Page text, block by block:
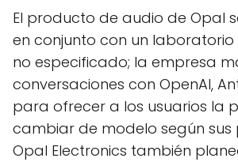
El producto de audio de Opal
en conjunto con un
no especificado; la empresa
conversaciones con OpenAI,
para ofrecer a los usuarios la
cambiar de modelo según sus
Opal Electronics también